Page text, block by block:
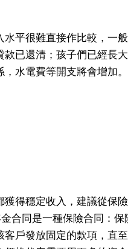
平很難直接作比較，一
款已還清；孩子們已經長
水電費等開支將會增加。
得穩定收入，建議從保
合同是一種保險合同：
客戶發放固定的款項，直